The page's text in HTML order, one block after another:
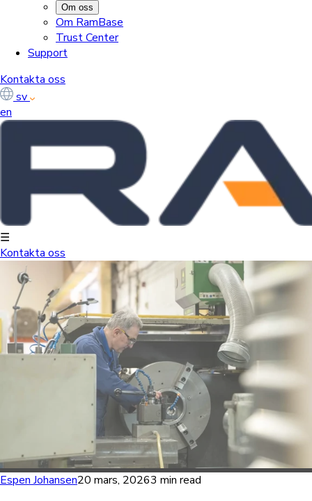
Om oss
Om RamBase
Trust Center
Support
Kontakta oss
sv
en
☰
Kontakta oss
Espen Johansen20 mars, 20263 min read